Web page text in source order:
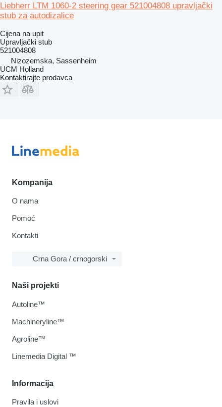
Liebherr LTM 1060-2 steering gear 521004808 upravljački
stub za autodizalice
Cijena na upit
Upravljački stub
521004808
Nizozemska, Sassenheim
UCM Holland
Kontaktirajte prodavca
Kompanija
O nama
Pomoć
Kontakti
Crna Gora / crnogorski
Informacija
Pravila i uslovi
Naši projekti
Autoline™
Machineryline™
Agroline™
Linemedia Digital ™